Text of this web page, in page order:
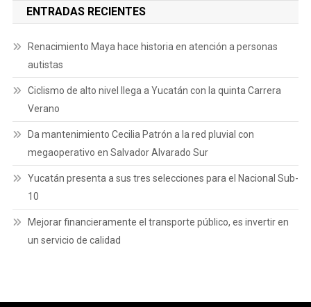
ENTRADAS RECIENTES
Renacimiento Maya hace historia en atención a personas
autistas
Ciclismo de alto nivel llega a Yucatán con la quinta Carrera
Verano
Da mantenimiento Cecilia Patrón a la red pluvial con
megaoperativo en Salvador Alvarado Sur
Yucatán presenta a sus tres selecciones para el Nacional Sub-
10
Mejorar financieramente el transporte público, es invertir en
un servicio de calidad